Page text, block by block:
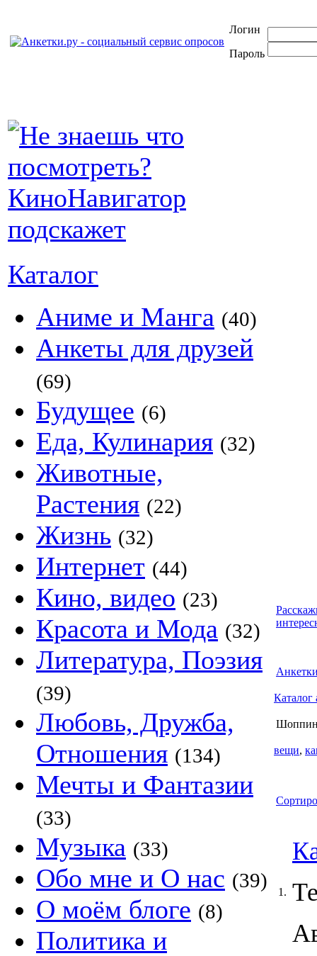
Логин
Пароль
Каталог
Аниме и Манга (40)
Анкеты для друзей
(69)
Будущее (6)
Еда, Кулинария (32)
Животные,
Растения (22)
Жизнь (32)
Интернет (44)
Кино, видео (23)
Красота и Мода (32)
Литература, Поэзия
(39)
Любовь, Дружба,
Отношения (134)
Мечты и Фантазии
(33)
Музыка (33)
Обо мне и О нас (39)
О моём блоге (8)
Политика и
Каталог
вещи,
1.